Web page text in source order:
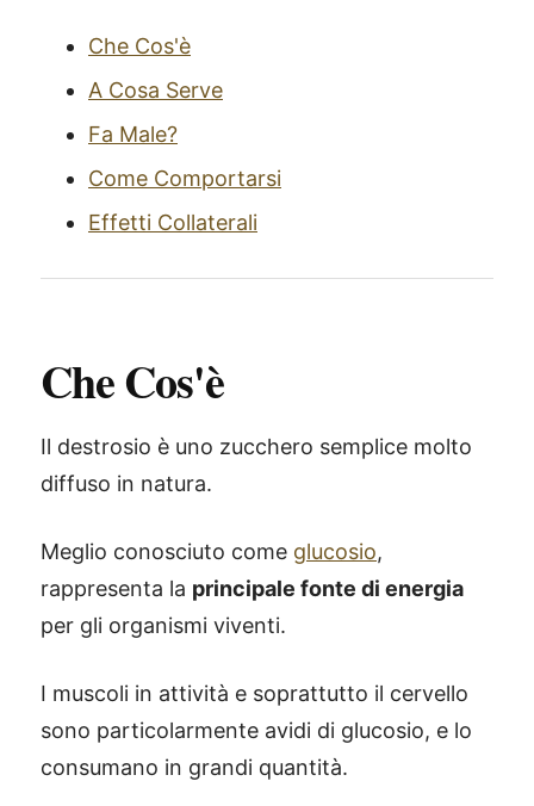
Che Cos'è
A Cosa Serve
Fa Male?
Come Comportarsi
Effetti Collaterali
Che Cos'è
Il destrosio è uno zucchero semplice molto
diffuso in natura.
Meglio conosciuto come glucosio,
rappresenta la principale fonte di energia
per gli organismi viventi.
I muscoli in attività e soprattutto il cervello
sono particolarmente avidi di glucosio, e lo
consumano in grandi quantità.